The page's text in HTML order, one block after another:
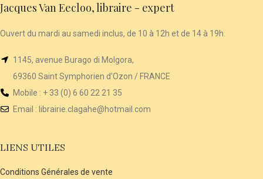
Jacques Van Eecloo, libraire - expert
Ouvert du mardi au samedi inclus, de 10 à 12h et de 14 à 19h.
1145, avenue Burago di Molgora,
69360 Saint Symphorien d'Ozon / FRANCE
Mobile : + 33 (0) 6 60 22 21 35
Email : librairie .clagahe@hotmail.com
LIENS UTILES
Conditions Générales de vente